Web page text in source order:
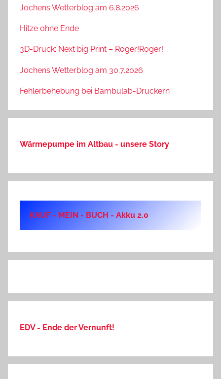
Jochens Wetterblog am 6.8.2026
Hitze ohne Ende
3D-Druck: Next big Print – Roger!Roger!
Jochens Wetterblog am 30.7.2026
Fehlerbehebung bei Bambulab-Druckern
Wärmepumpe im Altbau - unsere Story
KAUF - MEIN - BUCH - Akku 2.0
EDV - Ende der Vernunft!